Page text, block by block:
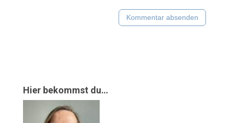
Hier bekommst du…